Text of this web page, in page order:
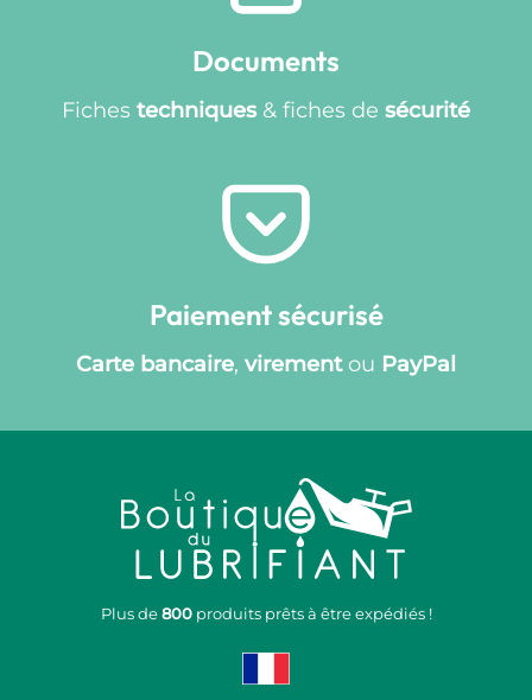
Documents
Fiches techniques& fiches de sécurité
Paiement sécurisé
Carte bancaire, virementou PayPal
Plus de800produits prêts à être expédiés !